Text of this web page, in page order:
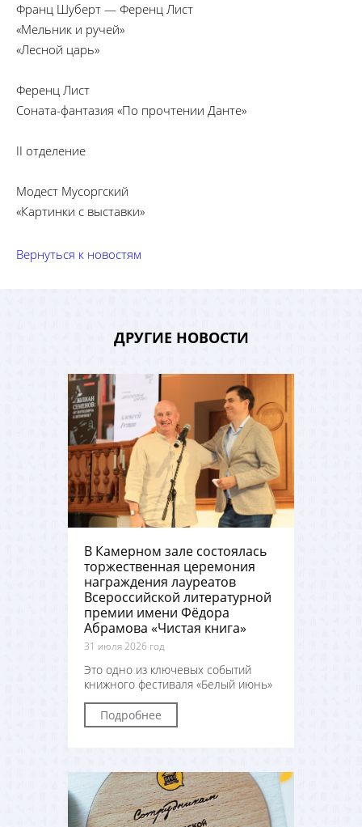
Франц Шуберт — Ференц Лист
«Мельник и ручей»
«Лесной царь»
Ференц Лист
Соната-фантазия «По прочтении Данте»
II отделение
Модест Мусоргский
«Картинки с выставки»
Вернуться к новостям
ДРУГИЕ НОВОСТИ
В Камерном зале состоялась
торжественная церемония
награждения лауреатов
Всероссийской литературной
премии имени Фёдора
Абрамова «Чистая книга»
31 июля 2026 год
Это одно из ключевых событий
книжного фестиваля «Белый июнь»
Подробнее